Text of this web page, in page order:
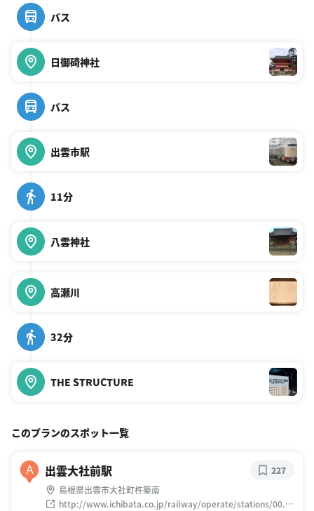
バス
日御碕神社
バス
出雲市駅
11分
八雲神社
高瀬川
32分
THE STRUCTURE
このプランのスポット一覧
A 出雲大社前駅
島根県出雲市大社町杵築南
http://www.ichibata.co.jp/railway/operate/stations/00.ht
227